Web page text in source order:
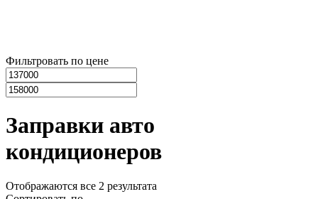
Фильтровать по цене
Заправки авто
кондиционеров
Отображаются все 2 результата